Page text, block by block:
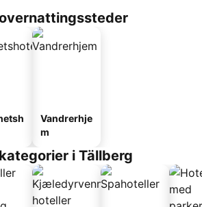
Vandrerhje
m
i Tällberg